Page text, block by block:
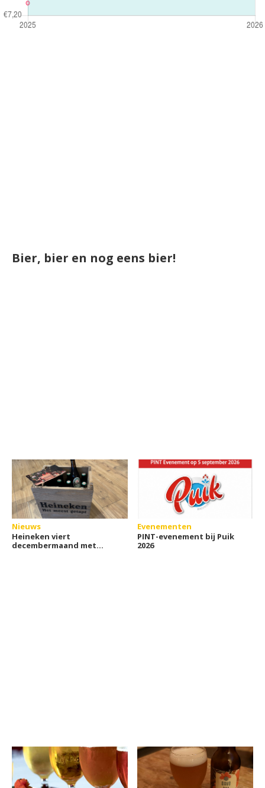
Bier, bier en nog eens bier!
Nieuws
Heineken viert
decembermaand met
Evenementen
PINT-evenement bij Puik
2026